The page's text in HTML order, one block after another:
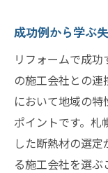
成功例から学ぶ
リフォームで成
の施工会社との
において地域の
ポイントです。札
した断熱材の選
る施工会社を選